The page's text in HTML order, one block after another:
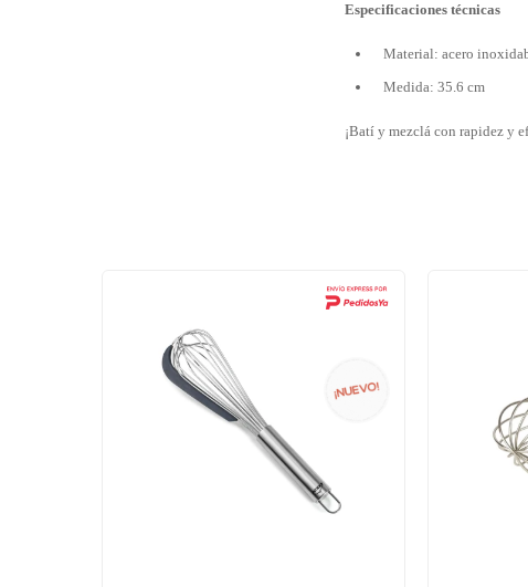
Especificaciones técnicas
Material: acero
Medida: 35.6 cm
¡Batí y mezclá con rapidez y